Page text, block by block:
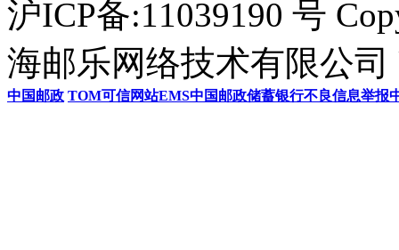
沪ICP备:11039190 号
海邮乐网络技术有限公司
中国邮政 TOM可信网站EMS中国邮政储蓄银行不良信息举报